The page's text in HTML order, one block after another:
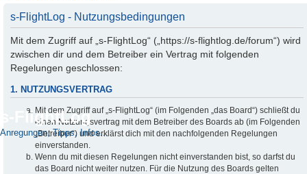
s-FlightLog
Anregungen, Tipps, Infos...
s-FlightLog - Nutzungsbedingungen
Mit dem Zugriff auf „s-FlightLog“ („https://s-flightlog.de/forum“) wird
zwischen dir und dem Betreiber ein Vertrag mit folgenden
Regelungen geschlossen:
1. NUTZUNGSVERTRAG
Mit dem Zugriff auf „s-FlightLog“ (im Folgenden „das Board“) schließt du
einen Nutzungsvertrag mit dem Betreiber des Boards ab (im Folgenden
„Betreiber“) und erklärst dich mit den nachfolgenden Regelungen
einverstanden.
Wenn du mit diesen Regelungen nicht einverstanden bist, so darfst du
das Board nicht weiter nutzen. Für die Nutzung des Boards gelten